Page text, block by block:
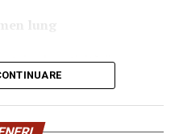
lung
ale activității
este economia de costuri.
mai rentabilă decât